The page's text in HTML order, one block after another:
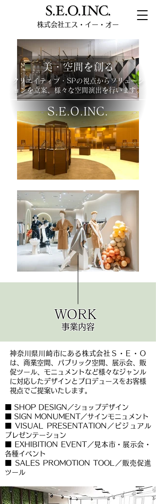
株式会社エス・イー・オー
美・空間を創る
クリエイティブ・SPの視点からソリューシ
ョンを立案、様々な空間演出を行います。
S.E.O.INC.
WORK
事業内容
神奈川県川崎市にある株式会社Ｓ・Ｅ・Ｏ
は、商業空間、パブリック空間、展示会、販
促ツール、モニュメントなど様々なジャンル
に対応したデザインとプロデュースをお客様
視点でご提案いたします。
■ SHOP DESIGN／ショップデザイン
■ SIGN MONUMENT／サインモニュメント
■ VISUAL PRESENTATION／ビジュアル
プレゼンテーション
■ EXHIBITION EVENT／見本市・展示会・
各種イベント
■ SALES PROMOTION TOOL／販売促進
ツール